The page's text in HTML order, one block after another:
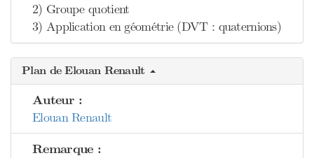
2) Groupe quotient
3) Application en géométrie (DVT : quaternions)
Plan de Elouan Renault
Auteur :
Elouan Renault
Remarque :